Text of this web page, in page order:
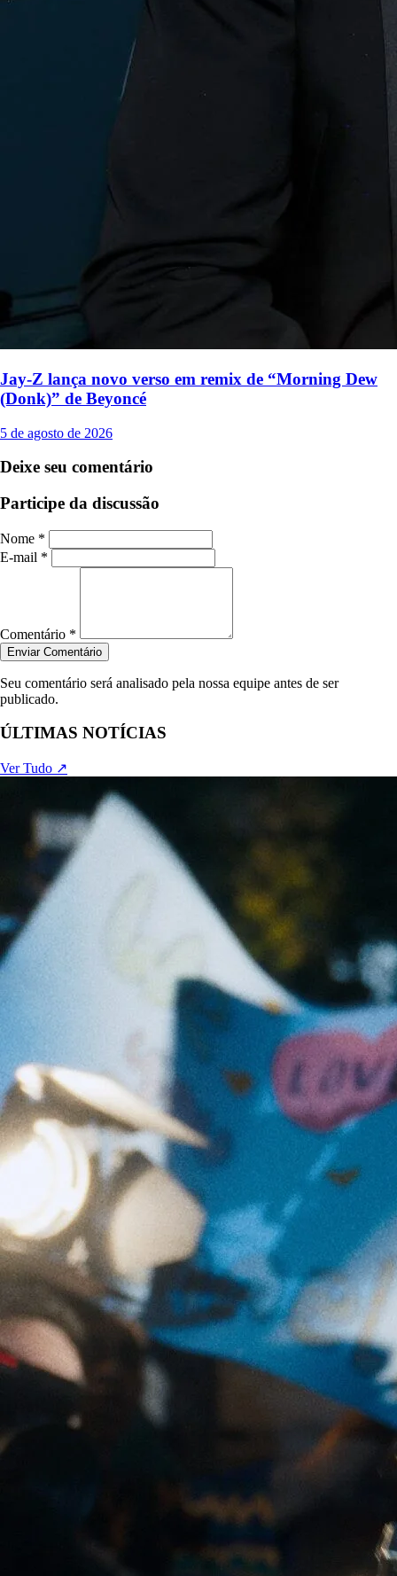
Jay-Z lança novo verso em remix de “Morning Dew
(Donk)” de Beyoncé
5 de agosto de 2026
Deixe seu comentário
Participe da discussão
Nome *
E-mail *
Comentário *
Enviar Comentário
Seu comentário será analisado pela nossa equipe antes de ser
publicado.
ÚLTIMAS NOTÍCIAS
Ver Tudo ↗